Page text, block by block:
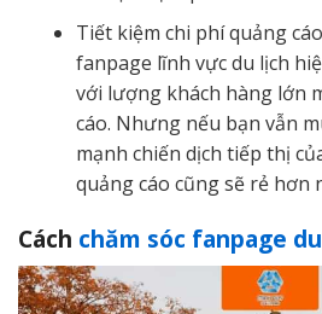
Tiết kiệm chi phí quảng
fanpage lĩnh vực du lịch
với lượng khách hàng lớn
cáo. Nhưng nếu bạn vẫn
mạnh chiến dịch tiếp thị
quảng cáo cũng sẽ rẻ hơn
Cách chăm sóc fanpage